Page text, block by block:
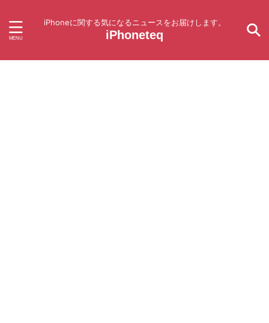
iPhoneに関する気になるニュースをお届けします。
iPhoneteq